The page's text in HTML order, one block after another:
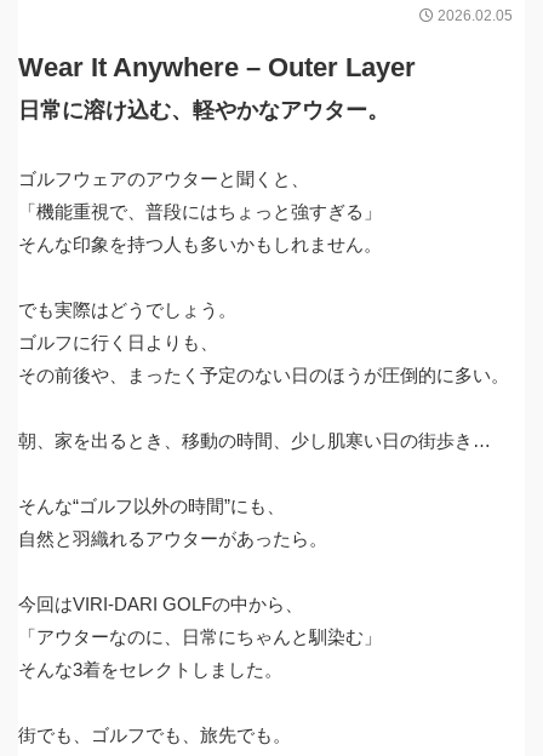
2026.02.05
Wear It Anywhere – Outer Layer
日常に溶け込む、軽やかなアウター。
ゴルフウェアのアウターと聞くと、
「機能重視で、普段にはちょっと強すぎる」
そんな印象を持つ人も多いかもしれません。
でも実際はどうでしょう。
ゴルフに行く日よりも、
その前後や、まったく予定のない日のほうが圧倒的に多い。
朝、家を出るとき、移動の時間、少し肌寒い日の街歩き…
そんな“ゴルフ以外の時間”にも、
自然と羽織れるアウターがあったら。
今回はVIRI-DARI GOLFの中から、
「アウターなのに、日常にちゃんと馴染む」
そんな3着をセレクトしました。
街でも、ゴルフでも、旅先でも。